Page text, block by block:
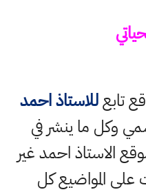
تابعللاستاذ احمد
وكل ما ينشر في
الاستاذ احمد غير
المواضيع كل